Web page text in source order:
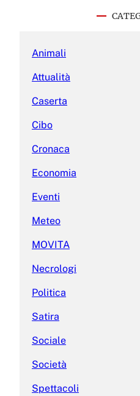
Animali
Attualità
Caserta
Cibo
Cronaca
Economia
Eventi
Meteo
MOVITA
Necrologi
Politica
Satira
Sociale
Società
Spettacoli